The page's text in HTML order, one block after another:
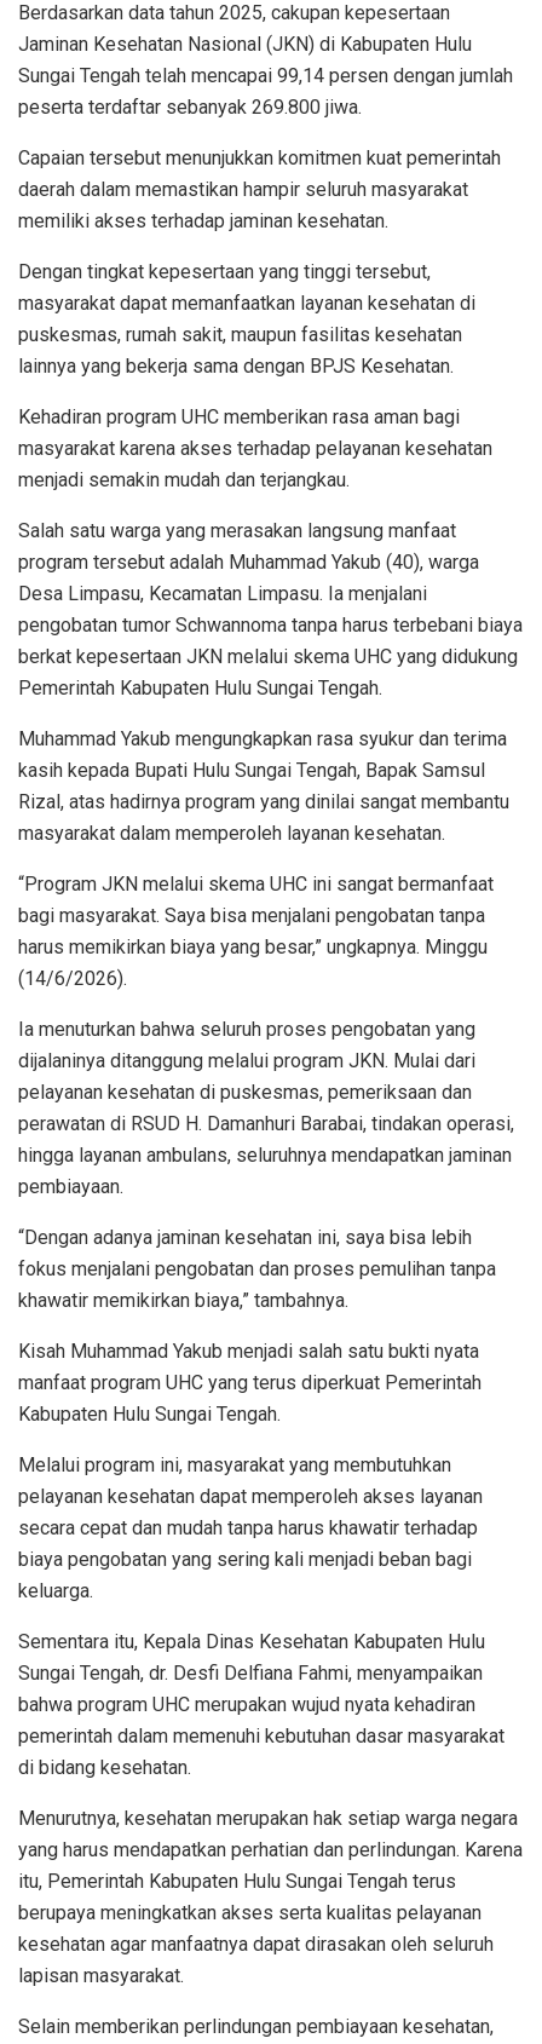
Berdasarkan data tahun 2025, cakupan kepesertaan
Jaminan Kesehatan Nasional (JKN) di Kabupaten Hulu
Sungai Tengah telah mencapai 99,14 persen dengan jumlah
peserta terdaftar sebanyak 269.800 jiwa.
Capaian tersebut menunjukkan komitmen kuat pemerintah
daerah dalam memastikan hampir seluruh masyarakat
memiliki akses terhadap jaminan kesehatan.
Dengan tingkat kepesertaan yang tinggi tersebut,
masyarakat dapat memanfaatkan layanan kesehatan di
puskesmas, rumah sakit, maupun fasilitas kesehatan
lainnya yang bekerja sama dengan BPJS Kesehatan.
Kehadiran program UHC memberikan rasa aman bagi
masyarakat karena akses terhadap pelayanan kesehatan
menjadi semakin mudah dan terjangkau.
Salah satu warga yang merasakan langsung manfaat
program tersebut adalah Muhammad Yakub (40), warga
Desa Limpasu, Kecamatan Limpasu. Ia menjalani
pengobatan tumor Schwannoma tanpa harus terbebani biaya
berkat kepesertaan JKN melalui skema UHC yang didukung
Pemerintah Kabupaten Hulu Sungai Tengah.
Muhammad Yakub mengungkapkan rasa syukur dan terima
kasih kepada Bupati Hulu Sungai Tengah, Bapak Samsul
Rizal, atas hadirnya program yang dinilai sangat membantu
masyarakat dalam memperoleh layanan kesehatan.
“Program JKN melalui skema UHC ini sangat bermanfaat
bagi masyarakat. Saya bisa menjalani pengobatan tanpa
harus memikirkan biaya yang besar,” ungkapnya. Minggu
(14/6/2026).
Ia menuturkan bahwa seluruh proses pengobatan yang
dijalaninya ditanggung melalui program JKN. Mulai dari
pelayanan kesehatan di puskesmas, pemeriksaan dan
perawatan di RSUD H. Damanhuri Barabai, tindakan operasi,
hingga layanan ambulans, seluruhnya mendapatkan jaminan
pembiayaan.
“Dengan adanya jaminan kesehatan ini, saya bisa lebih
fokus menjalani pengobatan dan proses pemulihan tanpa
khawatir memikirkan biaya,” tambahnya.
Kisah Muhammad Yakub menjadi salah satu bukti nyata
manfaat program UHC yang terus diperkuat Pemerintah
Kabupaten Hulu Sungai Tengah.
Melalui program ini, masyarakat yang membutuhkan
pelayanan kesehatan dapat memperoleh akses layanan
secara cepat dan mudah tanpa harus khawatir terhadap
biaya pengobatan yang sering kali menjadi beban bagi
keluarga.
Sementara itu, Kepala Dinas Kesehatan Kabupaten Hulu
Sungai Tengah, dr. Desfi Delfiana Fahmi, menyampaikan
bahwa program UHC merupakan wujud nyata kehadiran
pemerintah dalam memenuhi kebutuhan dasar masyarakat
di bidang kesehatan.
Menurutnya, kesehatan merupakan hak setiap warga negara
yang harus mendapatkan perhatian dan perlindungan. Karena
itu, Pemerintah Kabupaten Hulu Sungai Tengah terus
berupaya meningkatkan akses serta kualitas pelayanan
kesehatan agar manfaatnya dapat dirasakan oleh seluruh
lapisan masyarakat.
Selain memberikan perlindungan pembiayaan kesehatan,